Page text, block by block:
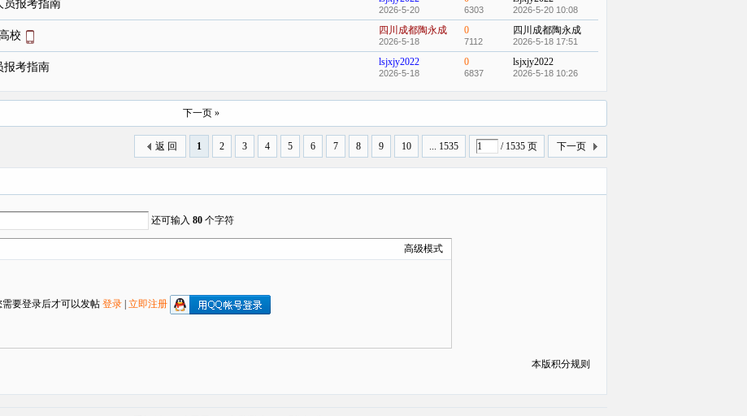
员报考指南 2026-5-20 6303 2026-5-20 10:08
校 四川成都陶永成
2026-5-18
0
7112
四川成都陶永成
2026-5-18 17:51
报考指南 lsjxjy2022
2026-5-18
0
6837
lsjxjy2022
2026-5-18 10:26
下一页 »
1 2 3 4 5 6 7 8 9 10 ... 1535 / 1535 页 下一页
返 回
还可输入 80 个字符
高级模式
需要登录后才可以发帖 登录 立即注册
本版积分规则